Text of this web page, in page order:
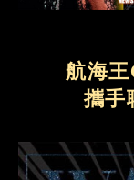
航海
攜手